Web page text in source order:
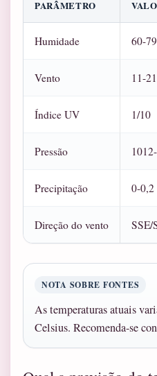
PARÂMETRO
Humidade 60-
Vento 11-
Índice UV 1/10
Pressão
Precipitação 0-0,2
Direção do vento SSE/
NOTA SOBRE FONTES
As temperaturas atuais
Celsius. Recomenda-se